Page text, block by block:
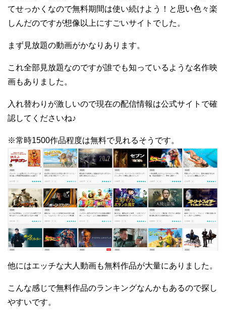
てせっかくなので無料期間は使い続けよう！と思い色々楽
しんだのですが想像以上にすごいサイトでした。
まず見放題の動画がかなりあります。
これ全部見放題なのですが誰でも知っているような名作映
画もありました。
入れ替わりが激しいので現在の配信情報は公式サイトで確
認してくださいね♪
※常時1500作品程度は無料で見れるそうです。
他にはエッチな大人動画も無料作品が大量にありました。
こんな感じで無料作品のランキングなんかもあるので探し
やすいです。